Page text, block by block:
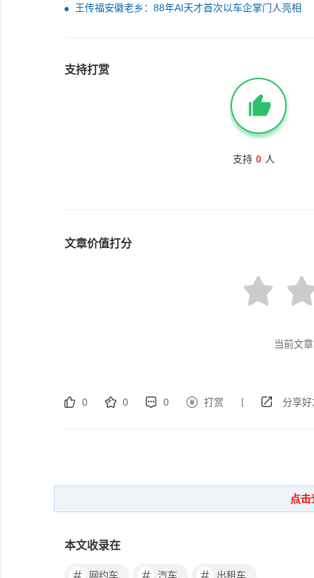
王传福安徽老乡：88年AI天才首次以车企掌门人亮相
支持打赏
支持 0 人
文章价值打分
当前文
0 0 0 打赏 | 分享好
本文收录在
网约车 汽车 出租车